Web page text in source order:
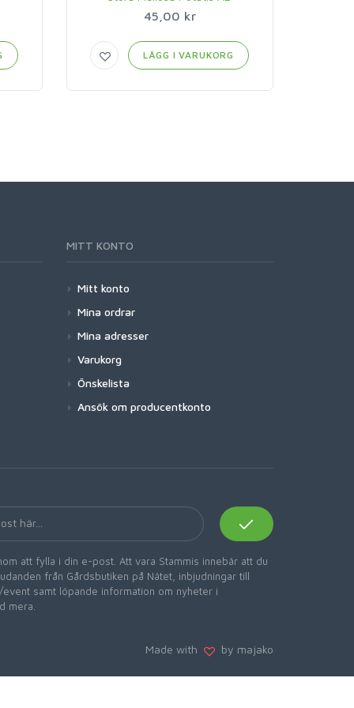
45,00 kr
LÄGG I VARUKORG
MITT KONTO
Mitt konto
Mina ordrar
Mina adresser
Varukorg
Önskelista
Ansök om producentkonto
att fylla i din e-post. Att vara Stammis innebär att du
från Gårdsbutiken på Nätet, inbjudningar till
samt löpande information om nyheter i
mera.
Made with by majako